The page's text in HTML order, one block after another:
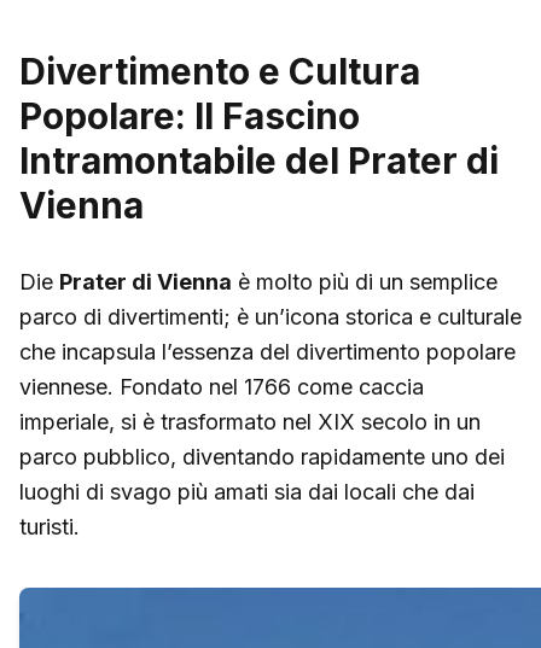
Divertimento e Cultura
Popolare: Il Fascino
Intramontabile del Prater di
Vienna
Die Prater di Vienna è molto più di un semplice
parco di divertimenti; è un’icona storica e culturale
che incapsula l’essenza del divertimento popolare
viennese. Fondato nel 1766 come caccia
imperiale, si è trasformato nel XIX secolo in un
parco pubblico, diventando rapidamente uno dei
luoghi di svago più amati sia dai locali che dai
turisti.